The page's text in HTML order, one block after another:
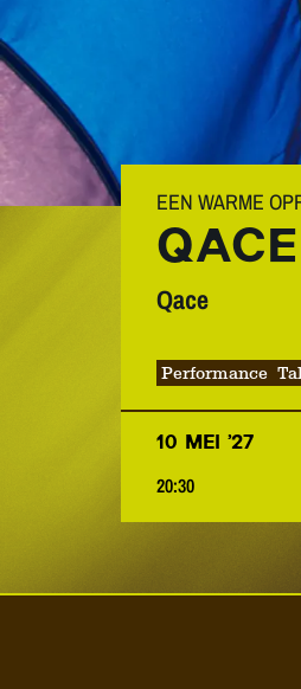
Qace
EEN WARME
Performance
10 MEI ’27
20:30